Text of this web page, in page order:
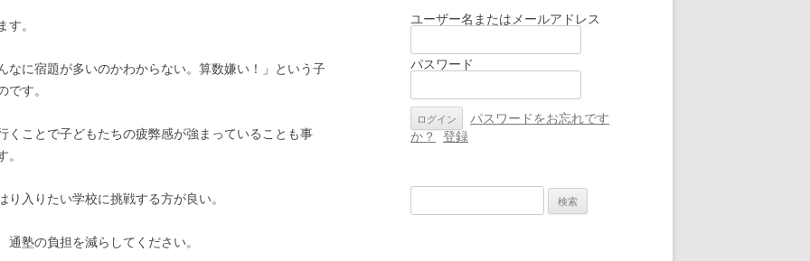
。
なに宿題が多いのかわからない。算数嫌い！」という子
す。
くことで子どもたちの疲弊感が強まっていることも事
入りたい学校に挑戦する方が良い。
塾の負担を減らしてください。
ユーザー名またはメールアドレス
パスワード
パスワードをお忘れです
か？ 登録
索: